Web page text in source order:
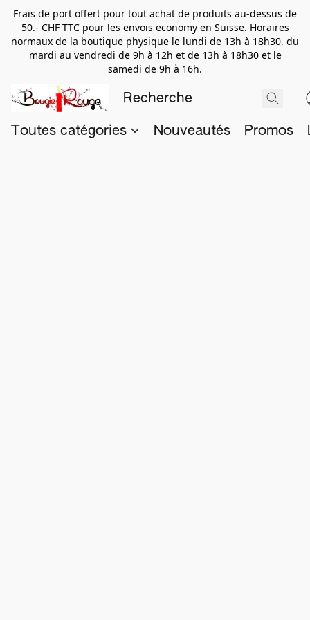
Frais de port offert pour tout achat de produits au-dessus de
50.- CHF TTC pour les envois economy en Suisse. Horaires
normaux de la boutique physique le lundi de 13h à 18h30, du
mardi au vendredi de 9h à 12h et de 13h à 18h30 et le
samedi de 9h à 16h.
Toutes catégories Nouveautés Promos